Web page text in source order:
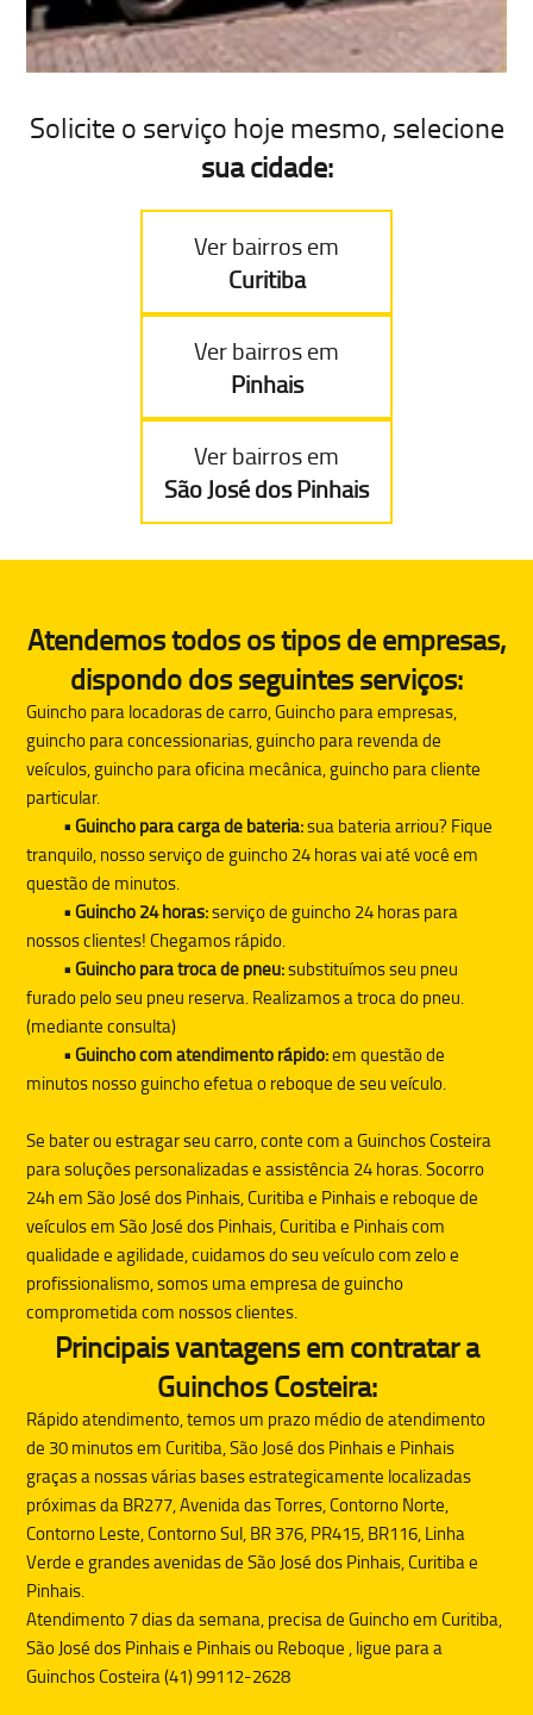
Solicite o serviço hoje mesmo, selecione
sua cidade:
Ver bairros em
Curitiba
Ver bairros em
Pinhais
Ver bairros em
São José dos Pinhais
Atendemos todos os tipos de empresas,
dispondo dos seguintes serviços:
Guincho para locadoras de carro, Guincho para empresas,
guincho para concessionarias, guincho para revenda de
veículos, guincho para oficina mecânica, guincho para cliente
particular.
• Guincho para carga de bateria:sua bateria arriou? Fique
tranquilo, nosso serviço de guincho 24 horas vai até você em
questão de minutos.
• Guincho 24 horas:serviço de guincho 24 horas para
nossos clientes! Chegamos rápido.
• Guincho para troca de pneu:substituímos seu pneu
furado pelo seu pneu reserva. Realizamos a troca do pneu.
(mediante consulta)
• Guincho com atendimento rápido:em questão de
minutos nosso guincho efetua o reboque de seu veículo.
Se bater ou estragar seu carro, conte com aGuinchos Costeira
para soluções personalizadas e assistência 24 horas. Socorro
24h em São José dos Pinhais, Curitiba e Pinhais e reboque de
veículos em São José dos Pinhais, Curitiba e Pinhais com
qualidade e agilidade, cuidamos do seu veículo com zelo e
profissionalismo, somos uma empresa de guincho
comprometida com nossos clientes.
Principais vantagens em contratar a
Guinchos Costeira:
Rápido atendimento, temos um prazo médio de atendimento
de 30 minutos em Curitiba, São José dos Pinhais e Pinhais
graças a nossas várias bases estrategicamente localizadas
próximas da BR277, Avenida das Torres, Contorno Norte,
Contorno Leste, Contorno Sul, BR 376, PR415, BR116, Linha
Verde e grandes avenidas de São José dos Pinhais, Curitiba e
Pinhais.
Atendimento 7 dias da semana, precisa deGuinchoem Curitiba,
São José dos Pinhais e Pinhais ou Reboque , ligue para a
Guinchos Costeira (41) 99112-2628